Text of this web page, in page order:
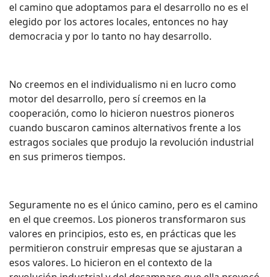
el camino que adoptamos para el desarrollo no es el
elegido por los actores locales, entonces no hay
democracia y por lo tanto no hay desarrollo.
No creemos en el individualismo ni en lucro como
motor del desarrollo, pero sí creemos en la
cooperación, como lo hicieron nuestros pioneros
cuando buscaron caminos alternativos frente a los
estragos sociales que produjo la revolución industrial
en sus primeros tiempos.
Seguramente no es el único camino, pero es el camino
en el que creemos. Los pioneros transformaron sus
valores en principios, esto es, en prácticas que les
permitieron construir empresas que se ajustaran a
esos valores. Lo hicieron en el contexto de la